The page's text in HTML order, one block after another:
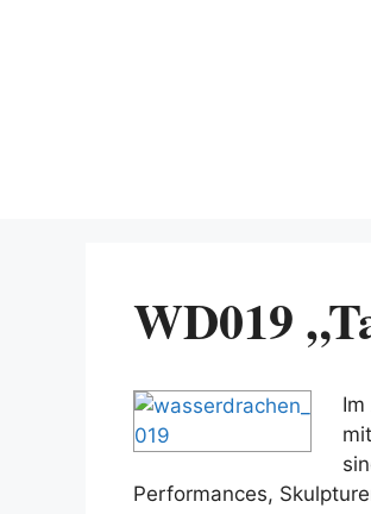
WD019
Performances,